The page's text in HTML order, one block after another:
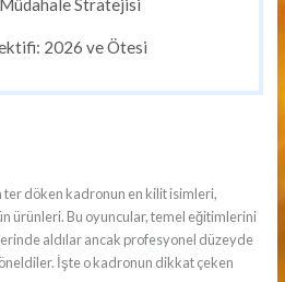
2026 ve Ötesi
ter döken kadronun en kilit isimleri,
ürünleri. Bu oyuncular, temel eğitimlerini
aldılar ancak profesyonel düzeyde
İşte o kadronun dikkat çeken